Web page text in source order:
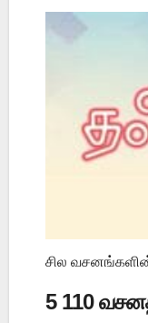
சில
5 110